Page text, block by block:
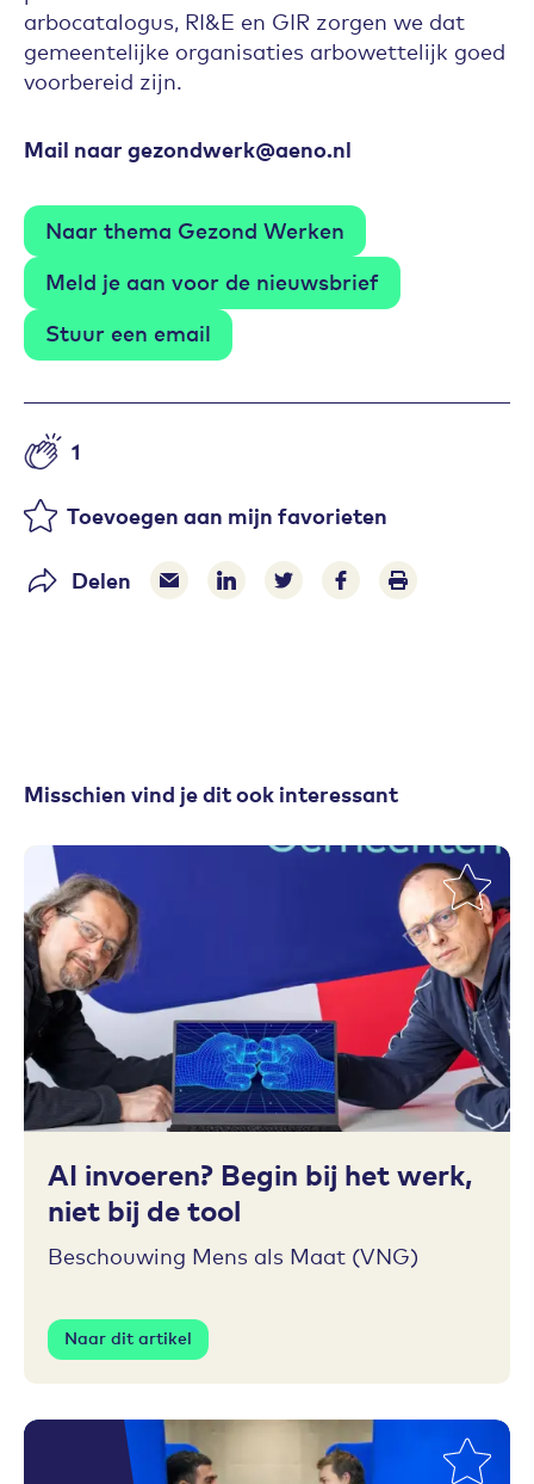
arbocatalogus, RI&E en GIR zorgen we dat
gemeentelijke organisaties arbowettelijk goed
voorbereid zijn.
Mail naar gezondwerk@aeno.nl
Naar thema Gezond Werken
Meld je aan voor de nieuwsbrief
Stuur een email
Aantal likes
1
Toevoegen aan mijn favorieten
Delen Delen via e-mail
Delen via LinkedIn
Deel op Twitter
Deel op Facebook
Print pagina
Misschien vind je dit ook interessant
Toevoegen aan favorieten
AI invoeren? Begin bij het werk,
niet bij de tool
Beschouwing Mens als Maat (VNG)
Naar dit artikel